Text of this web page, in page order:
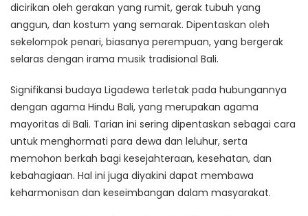
dicirikan oleh gerakan yang rumit, gerak tubuh yang
anggun, dan kostum yang semarak. Dipentaskan oleh
sekelompok penari, biasanya perempuan, yang bergerak
selaras dengan irama musik tradisional Bali.
Signifikansi budaya Ligadewa terletak pada hubungannya
dengan agama Hindu Bali, yang merupakan agama
mayoritas di Bali. Tarian ini sering dipentaskan sebagai cara
untuk menghormati para dewa dan leluhur, serta
memohon berkah bagi kesejahteraan, kesehatan, dan
kebahagiaan. Hal ini juga diyakini dapat membawa
keharmonisan dan keseimbangan dalam masyarakat.